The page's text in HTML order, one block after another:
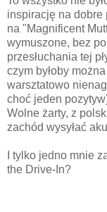
inspirację na dobre
na "Magnificent
wymuszone, bez
przesłuchania tej
czym byłoby
warsztatowo
choć jeden
Wolne żarty, z
zachód wysyłać
I tylko jedno mnie
the Drive-In?